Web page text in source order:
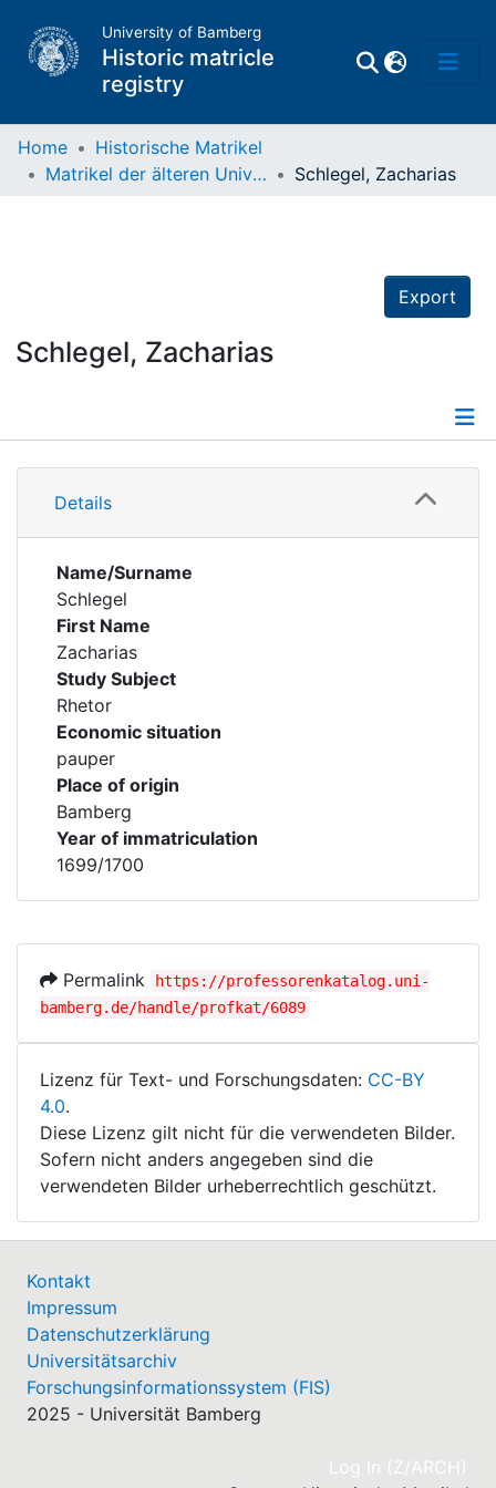
University of Bamberg
Historic matricle
registry
Home
Historische Matrikel
Matrikel der älteren Universität
Schlegel, Zacharias
Export
Schlegel, Zacharias
Details
Details
Name/Surname
Schlegel
First Name
Zacharias
Study Subject
Rhetor
Economic situation
pauper
Place of origin
Bamberg
Year of immatriculation
1699/1700
Permalink
https://professorenkatalog.uni-
bamberg.de/handle/profkat/6089
Lizenz für Text- und Forschungsdaten: CC-BY
4.0.
Diese Lizenz gilt nicht für die verwendeten Bilder.
Sofern nicht anders angegeben sind die
verwendeten Bilder urheberrechtlich geschützt.
Kontakt
Impressum
Datenschutzerklärung
Universitätsarchiv
Forschungsinformationssystem (FIS)
2025 - Universität Bamberg
Log In (Z/ARCH)